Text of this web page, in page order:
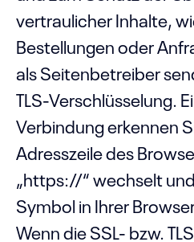
vertraulicher Inhalte,
Bestellungen oder
als Seitenbetreiber
TLS-Verschlüsselung.
Verbindung erkennen
Adresszeile des
„https://“ wechselt
Symbol in Ihrer
Wenn die SSL- bzw.